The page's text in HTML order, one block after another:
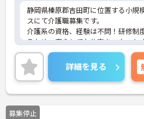
静岡県榛原郡吉田町に位置する小規
スにて介護職募集です。
介護系の資格、経験は不問！研修制
るため、安心してお仕事をスタート
ます。
週3日～のご勤務ですのでご家庭や
の両立もしやすいです。
ご興味のある方には、面接対策ポイ
に詳細をお話いたしますので、お気
さい。
詳細を見る
募集停止